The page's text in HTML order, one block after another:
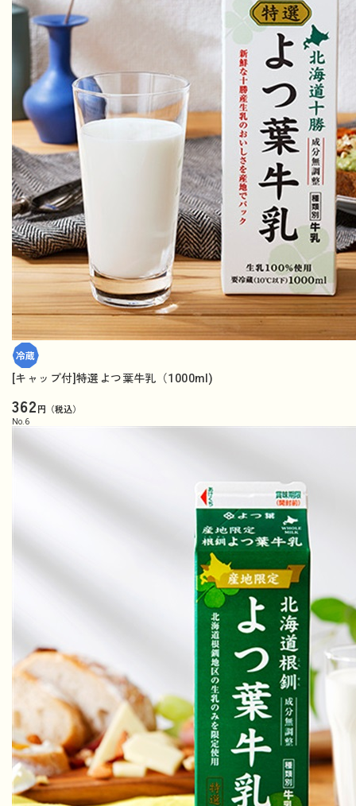
[キャップ付]特選よつ葉牛乳（1000ml)
362円（税込）
No. 6